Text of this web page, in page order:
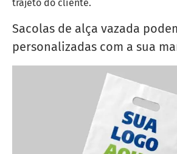
trajeto do cliente.
Sacolas de alça vazada
personalizadas com a sua